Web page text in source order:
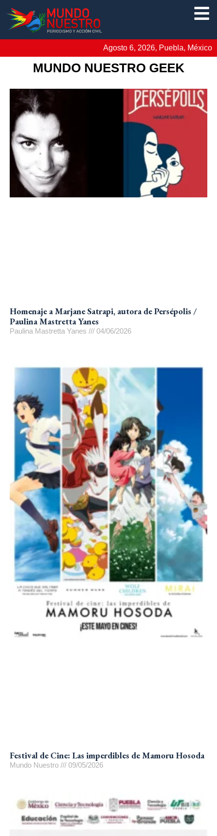
Agosto 6, 2026, Puebla, México
MUNDO NUESTRO GEEK
Homenaje a Marjane Satrapi, autora de Persépolis /
Paulina Mastretta Yanes
Paulina Mastretta Yanes 04/06/2026
Festival de Cine: Las imperdibles de Mamoru Hosoda
Mundo Nuestro 09/05/2026